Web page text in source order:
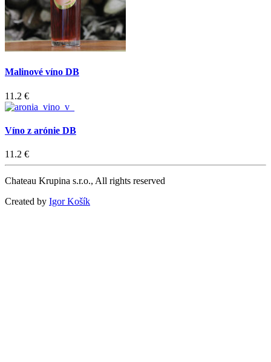
Malinové víno DB
11.2 €
Víno z arónie DB
11.2 €
Chateau Krupina s.r.o., All rights reserved
Created by Igor Košík